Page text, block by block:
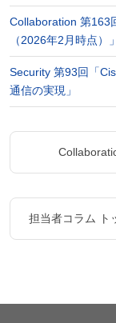
Collaboration 第163
（2026年2月時点）」
Security 第93回「
通信の実現」
担当者コラム ト